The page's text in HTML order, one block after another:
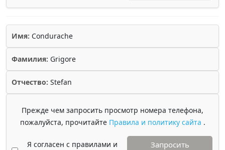
Имя: Condurache
Фамилия: Grigore
Отчество: Stefan
Прежде чем запросить просмотр номера телефона,
пожалуйста, прочитайте Правила и политику сайта .
Я согласен с правилами и
Запросить